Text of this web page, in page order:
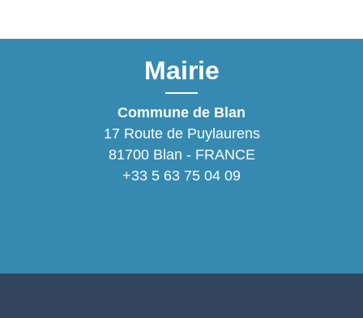
Mairie
Commune de Blan
17 Route de Puylaurens
81700 Blan - FRANCE
+33 5 63 75 04 09